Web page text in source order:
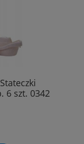
6 szt. 0342